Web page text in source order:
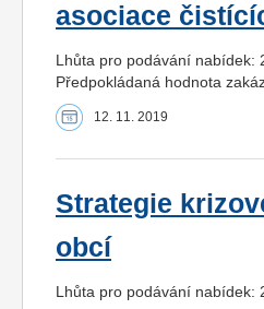
asociace
Lhůta pro podávání nabídek:
Předpokládaná hodnota
12. 11. 2019
Strategie
obcí
Lhůta pro podávání nabídek: